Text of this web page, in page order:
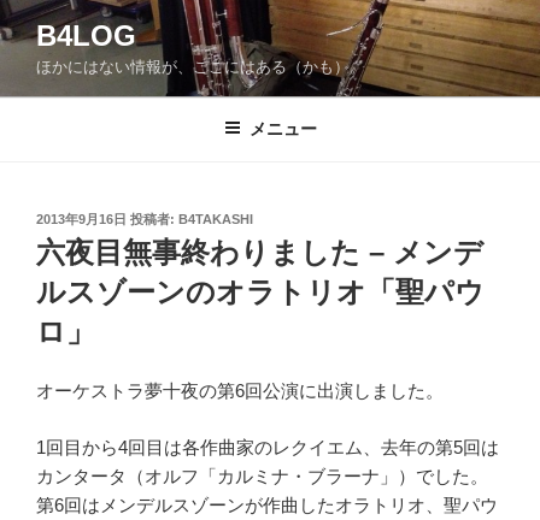
コ
ン
ン
B4LOG
ほかにはない情報が、ここにはある（かも）。
メニュー
投
稿
日:
2013年9月16日 投稿者: B4TAKASHI
六夜目無事終わりました – メンデ
ルスゾーンのオラトリオ「聖パウ
ロ」
オーケストラ夢十夜の第6回公演に出演しました。
1回目から4回目は各作曲家のレクイエム、去年の第5回は
カンタータ（オルフ「カルミナ・ブラーナ」）でした。
第6回はメンデルスゾーンが作曲したオラトリオ、聖パウ